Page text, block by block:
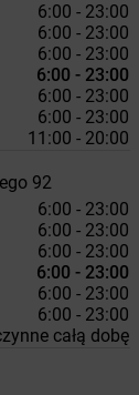
6:00 - 23:00
6:00 - 23:00
6:00 - 23:00
6:00 - 23:00
6:00 - 23:00
6:00 - 23:00
11:00 - 20:00
92
6:00 - 23:00
6:00 - 23:00
6:00 - 23:00
6:00 - 23:00
6:00 - 23:00
6:00 - 23:00
całą dobę